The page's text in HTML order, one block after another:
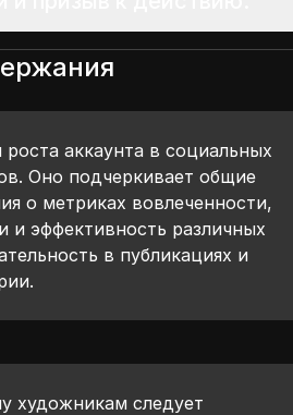
аккаунта в социальных
Оно подчеркивает общие
о метриках вовлеченности,
и эффективность различных
в публикациях и
художникам следует